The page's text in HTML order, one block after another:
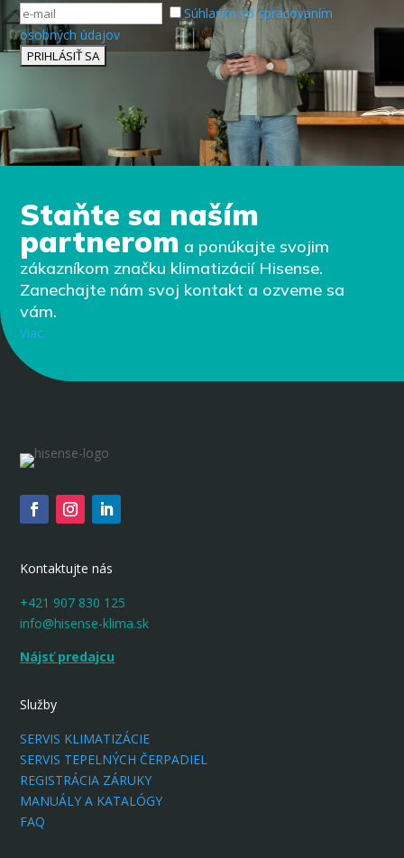
Súhlasím so spracovaním
osobných údajov
Staňte sa naším
partnerom a ponúkajte svojim
zákazníkom značku klimatizácií Hisense.
Zanechajte nám svoj kontakt a ozveme sa
vám.
Viac
Kontaktujte nás
+421 907 830 125
info@hisense-klima.sk
Nájsť predajcu
Služby
SERVIS KLIMATIZÁCIE
SERVIS TEPELNÝCH ČERPADIEL
REGISTRÁCIA ZÁRUKY
MANUÁLY A KATALÓGY
FAQ